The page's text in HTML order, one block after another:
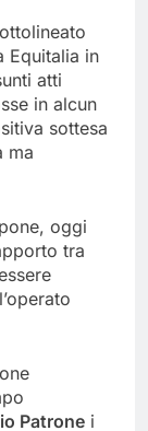
Equitalia in
atti
in alcun
sottesa
ma
oggi
tra
Patrone i